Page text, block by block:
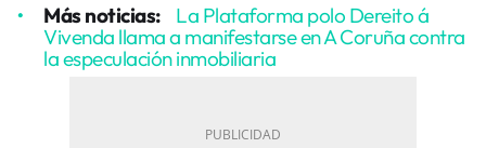
Más noticias:
La Plataforma polo Dereito á
Vivenda llama a manifestarse en A Coruña contra
la especulación inmobiliaria